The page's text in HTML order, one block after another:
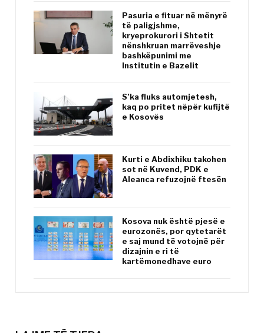
Pasuria e fituar në mënyrë
të paligjshme,
kryeprokurori i Shtetit
nënshkruan marrëveshje
bashkëpunimi me
Institutin e Bazelit
S’ka fluks automjetesh,
kaq po pritet nëpër kufijtë
e Kosovës
Kurti e Abdixhiku takohen
sot në Kuvend, PDK e
Aleanca refuzojnë ftesën
Kosova nuk është pjesë e
eurozonës, por qytetarët
e saj mund të votojnë për
dizajnin e ri të
kartëmonedhave euro